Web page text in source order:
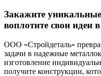
Закажите
воплотите свои идеи
ООО «Стройдеталь»
задачи в надежные
изготовление
получите конструкции,